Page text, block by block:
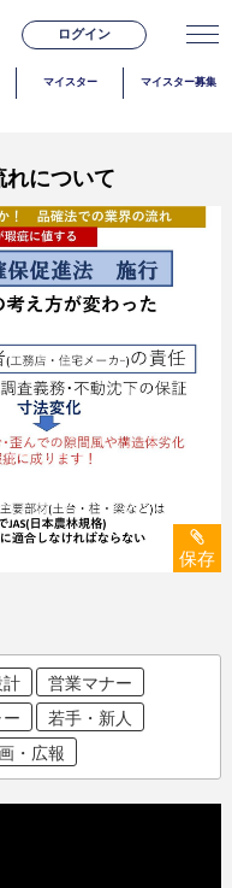
ログイン
マイスター マイスター募集
れについて
保存
計
営業マナー
若手・新人
・広報